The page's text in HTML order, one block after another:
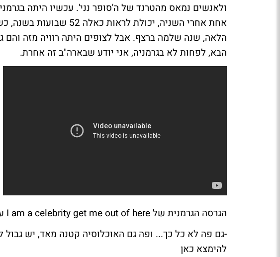
ולאנשים נמאס מהטרנד של ה'סופר נני'. עכשיו היתה
אחת אחרי השניה, יכולת לראות כאלה 52 שבועות בשנה, כש
הלאה, שנה שלמה ברצף. אבל לצופים היתה רוויה מזה והם
הבא, לפחות לא בגרמניה, אני יודע שבארה"ב זה אחרת.
הגרסה הגרמנית של I am a celebrity get me out of here עליה חתום קוטנר
-גם פה לא כל כך... ופה גם האוכלוסיה קטנה מאד, יש גבול
להימצא כאן